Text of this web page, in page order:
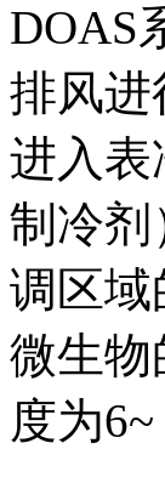
DOAS
排风进
进入表
制冷剂
调区域
微生物
度为